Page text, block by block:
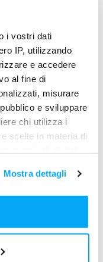
i vostri dati
IP, utilizzando
e accedere
al fine di
misurare
e sviluppare
chi utilizza i
scelte in materia di
in qualsiasi
o facendo clic
tua posizione
Mostra dettagli
realizada,
se redacta
de la actividad,
PDF. El
al sistema GIS